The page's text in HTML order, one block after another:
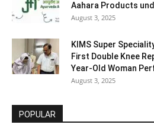
Aahara Products
August 3, 2025
KIMS Super
First Double Knee
Year-Old Woman
August 3, 2025
POPULAR